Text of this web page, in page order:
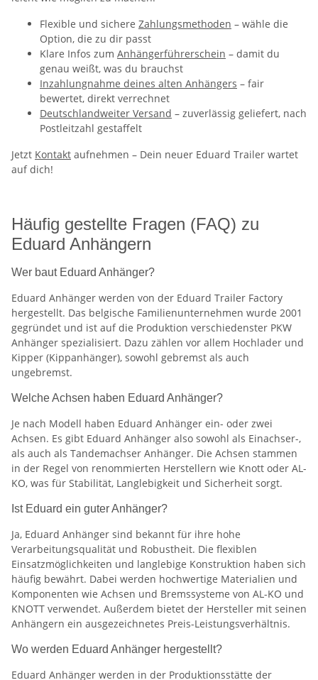
Flexible und sichere Zahlungsmethoden – wähle die
Option, die zu dir passt
Klare Infos zum Anhängerführerschein – damit du
genau weißt, was du brauchst
Inzahlungnahme deines alten Anhängers – fair
bewertet, direkt verrechnet
Deutschlandweiter Versand – zuverlässig geliefert, nach
Postleitzahl gestaffelt
Jetzt Kontakt aufnehmen – Dein neuer Eduard Trailer wartet
auf dich!
Häufig gestellte Fragen (FAQ) zu
Eduard Anhängern
Wer baut Eduard Anhänger?
Eduard Anhänger werden von der Eduard Trailer Factory
hergestellt. Das belgische Familienunternehmen wurde 2001
gegründet und ist auf die Produktion verschiedenster PKW
Anhänger spezialisiert. Dazu zählen vor allem Hochlader und
Kipper (Kippanhänger), sowohl gebremst als auch
ungebremst.
Welche Achsen haben Eduard Anhänger?
Je nach Modell haben Eduard Anhänger ein- oder zwei
Achsen. Es gibt Eduard Anhänger also sowohl als Einachser-,
als auch als Tandemachser Anhänger. Die Achsen stammen
in der Regel von renommierten Herstellern wie Knott oder AL-
KO, was für Stabilität, Langlebigkeit und Sicherheit sorgt.
Ist Eduard ein guter Anhänger?
Ja, Eduard Anhänger sind bekannt für ihre hohe
Verarbeitungsqualität und Robustheit. Die flexiblen
Einsatzmöglichkeiten und langlebige Konstruktion haben sich
häufig bewährt. Dabei werden hochwertige Materialien und
Komponenten wie Achsen und Bremssysteme von AL-KO und
KNOTT verwendet. Außerdem bietet der Hersteller mit seinen
Anhängern ein ausgezeichnetes Preis-Leistungsverhältnis.
Wo werden Eduard Anhänger hergestellt?
Eduard Anhänger werden in der Produktionsstätte der